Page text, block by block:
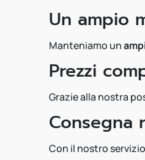
Un ampio
Manteniamo un
Prezzi
Grazie alla nostra
Consegna
Con il nostro